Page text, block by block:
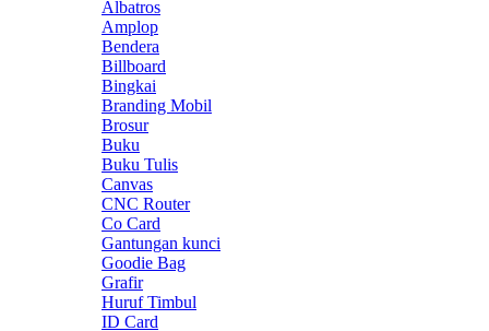
Albatros
Amplop
Bendera
Billboard
Bingkai
Branding Mobil
Brosur
Buku
Buku Tulis
Canvas
CNC Router
Co Card
Gantungan kunci
Goodie Bag
Grafir
Huruf Timbul
ID Card